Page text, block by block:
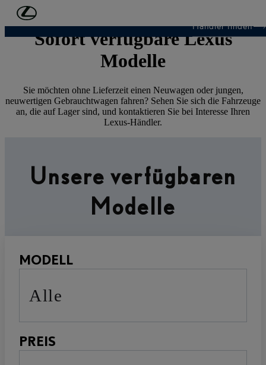
Zum Hauptinhalt springen
Händler finden
Sofort verfügbare Lexus
Modelle
Sie möchten ohne Lieferzeit einen Neuwagen oder jungen,
neuwertigen Gebrauchtwagen fahren? Sehen Sie sich die Fahrzeuge
an, die auf Lager sind, und kontaktieren Sie bei Interesse Ihren
Lexus-Händler.
Unsere verfügbaren
Modelle
MODELL
Alle
PREIS